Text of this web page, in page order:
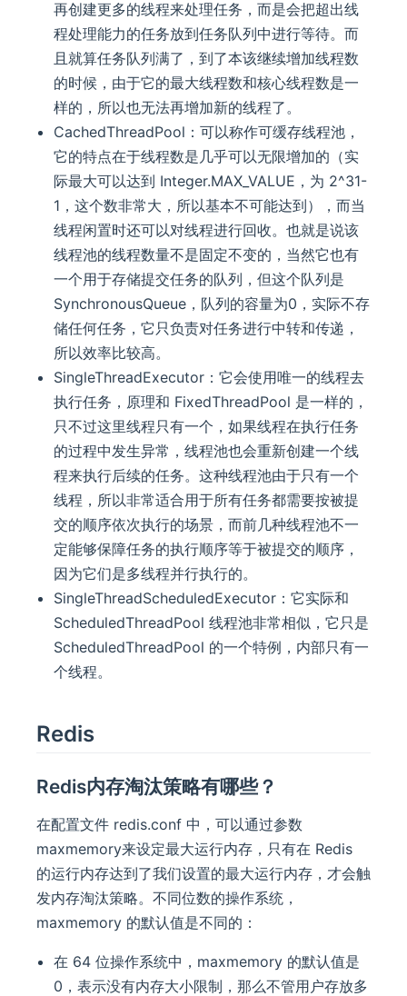
再创建更多的线程来处理任务，而是会把超出线
程处理能力的任务放到任务队列中进行等待。而
且就算任务队列满了，到了本该继续增加线程数
的时候，由于它的最大线程数和核心线程数是一
样的，所以也无法再增加新的线程了。
CachedThreadPool：可以称作可缓存线程池，
它的特点在于线程数是几乎可以无限增加的（实
际最大可以达到 Integer.MAX_VALUE，为 2^31-
1，这个数非常大，所以基本不可能达到），而当
线程闲置时还可以对线程进行回收。也就是说该
线程池的线程数量不是固定不变的，当然它也有
一个用于存储提交任务的队列，但这个队列是
SynchronousQueue，队列的容量为0，实际不存
储任何任务，它只负责对任务进行中转和传递，
所以效率比较高。
SingleThreadExecutor：它会使用唯一的线程去
执行任务，原理和 FixedThreadPool 是一样的，
只不过这里线程只有一个，如果线程在执行任务
的过程中发生异常，线程池也会重新创建一个线
程来执行后续的任务。这种线程池由于只有一个
线程，所以非常适合用于所有任务都需要按被提
交的顺序依次执行的场景，而前几种线程池不一
定能够保障任务的执行顺序等于被提交的顺序，
因为它们是多线程并行执行的。
SingleThreadScheduledExecutor：它实际和
ScheduledThreadPool 线程池非常相似，它只是
ScheduledThreadPool 的一个特例，内部只有一
个线程。
Redis
Redis内存淘汰策略有哪些？
在配置文件 redis.conf 中，可以通过参数
maxmemory来设定最大运行内存，只有在 Redis
的运行内存达到了我们设置的最大运行内存，才会触
发内存淘汰策略。不同位数的操作系统，
maxmemory 的默认值是不同的：
在 64 位操作系统中，maxmemory 的默认值是
0，表示没有内存大小限制，那么不管用户存放多